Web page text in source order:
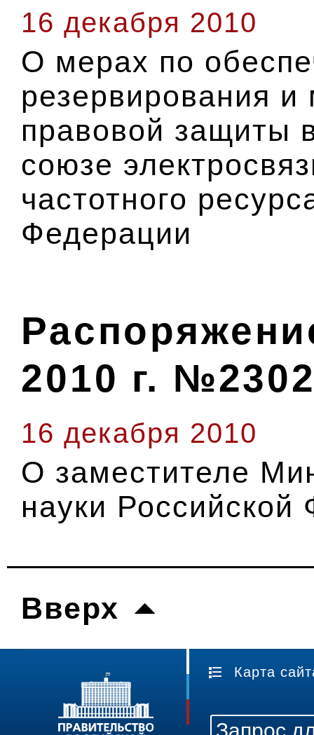
16 декабря 2010
О мерах по
резервирования
правовой защиты
союзе
частотного
Федерации
2010 г.
16 декабря 2010
О заместителе
науки Российской
Вверх
Карта